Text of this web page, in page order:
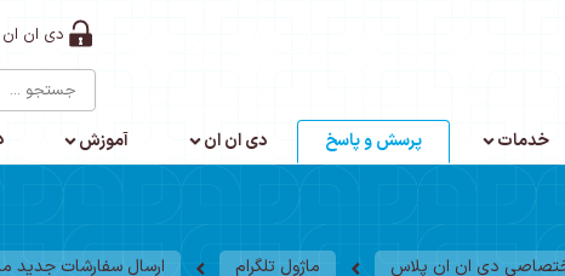
دی ان ان
خدمات پرسش و پاسخ دی ان ان آموزش
دی ان ان پلاس ماژول تلگرام ارسال سفارشات جدید